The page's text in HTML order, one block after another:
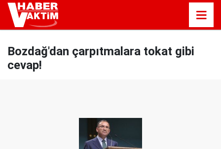
Bozdağ'dan çarpıtmalara tokat gibi
cevap!